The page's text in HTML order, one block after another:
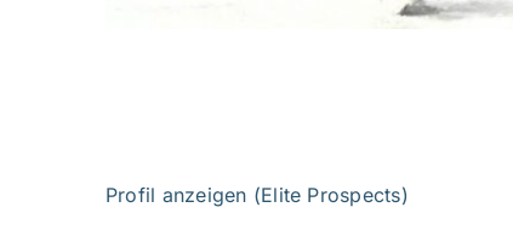
Profil anzeigen (Elite Prospects)